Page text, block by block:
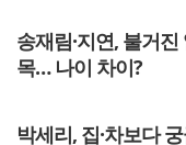
송재림·지연, 불거
목… 나이 차이?
박세리, 집·차보다